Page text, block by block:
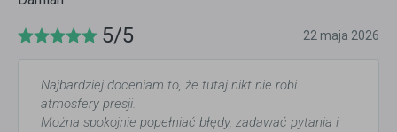
5/5 22 maja 2026
Najbardziej doceniam to, że tutaj nikt nie robi
atmosfery presji.
Można spokojnie popełniać błędy, zadawać pytania i